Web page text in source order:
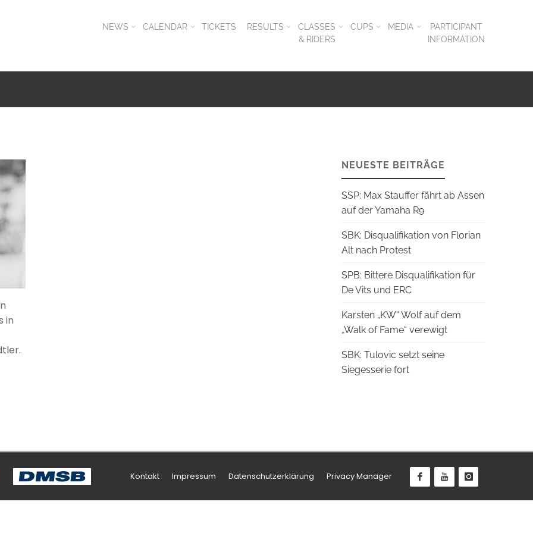
NEWS CALENDAR TICKETS RESULTS
CLASSES
& RIDERS
CUPS MEDIA
PARTICIPANT
INFORMATION
in
NEUESTE BEITRÄGE
SSP: Max Stauffer fährt ab Assen
auf der Yamaha R9
SBK: Disqualifikation von Florian
Alt nach Protest
SPB: Bittere Disqualifikation für
De Vits und ERC
Karsten „KW“ Wolf auf dem
„Walk of Fame“ verewigt
SBK: Tulovic setzt seine
Siegesserie fort
Kontakt Impressum Datenschutzerklärung Privacy Manager